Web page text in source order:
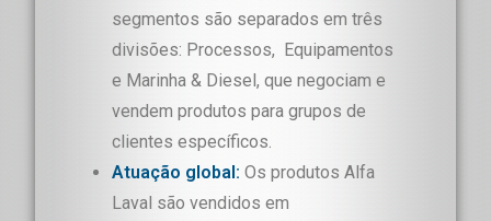
segmentos são separados em três
divisões: Processos, Equipamentos
e Marinha & Diesel, que negociam e
vendem produtos para grupos de
clientes específicos.
Atuação global: Os produtos Alfa
Laval são vendidos em